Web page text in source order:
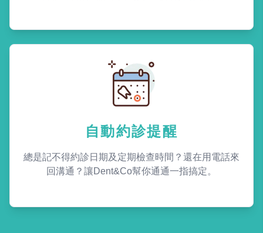
自動約診提醒
總是記不得約診日期及定期檢查時間？還在用電話來
回溝通？讓Dent&Co幫你通通一指搞定。